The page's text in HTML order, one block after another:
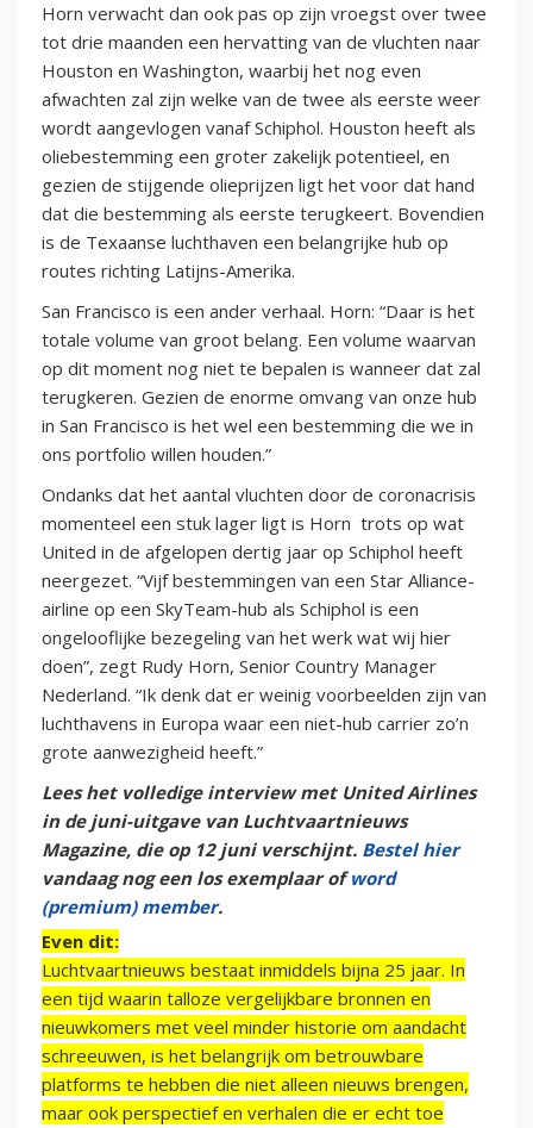
Horn verwacht dan ook pas op zijn vroegst over twee
tot drie maanden een hervatting van de vluchten naar
Houston en Washington, waarbij het nog even
afwachten zal zijn welke van de twee als eerste weer
wordt aangevlogen vanaf Schiphol. Houston heeft als
oliebestemming een groter zakelijk potentieel, en
gezien de stijgende olieprijzen ligt het voor dat hand
dat die bestemming als eerste terugkeert. Bovendien
is de Texaanse luchthaven een belangrijke hub op
routes richting Latijns-Amerika.
San Francisco is een ander verhaal. Horn: “Daar is het
totale volume van groot belang. Een volume waarvan
op dit moment nog niet te bepalen is wanneer dat zal
terugkeren. Gezien de enorme omvang van onze hub
in San Francisco is het wel een bestemming die we in
ons portfolio willen houden.”
Ondanks dat het aantal vluchten door de coronacrisis
momenteel een stuk lager ligt is Horn trots op wat
United in de afgelopen dertig jaar op Schiphol heeft
neergezet. “Vijf bestemmingen van een Star Alliance-
airline op een SkyTeam-hub als Schiphol is een
ongelooflijke bezegeling van het werk wat wij hier
doen”, zegt Rudy Horn, Senior Country Manager
Nederland. “Ik denk dat er weinig voorbeelden zijn van
luchthavens in Europa waar een niet-hub carrier zo’n
grote aanwezigheid heeft.”
Lees het volledige interview met United Airlines
in de juni-uitgave van Luchtvaartnieuws
Magazine, die op 12 juni verschijnt. Bestel hier
vandaag nog een los exemplaar ofword
(premium) member.
Even dit:
Luchtvaartnieuws bestaat inmiddels bijna 25 jaar. In
een tijd waarin talloze vergelijkbare bronnen en
nieuwkomers met veel minder historie om aandacht
schreeuwen, is het belangrijk om betrouwbare
platforms te hebben die niet alleen nieuws brengen,
maar ook perspectief en verhalen die er echt toe